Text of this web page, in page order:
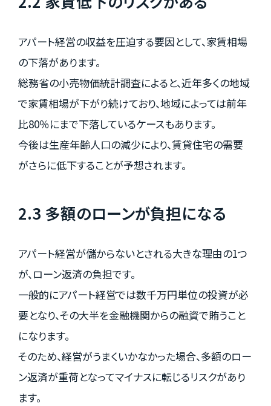
アパート経営の収益を圧迫する要因として、家賃相場
の下落があります。
総務省の小売物価統計調査によると、近年多くの地域
で家賃相場が下がり続けており、地域によっては前年
比80％にまで下落しているケースもあります。
今後は生産年齢人口の減少により、賃貸住宅の需要
がさらに低下することが予想されます。
2.3 多額のローンが負担になる
アパート経営が儲からないとされる大きな理由の1つ
が、ローン返済の負担です。
一般的にアパート経営では数千万円単位の投資が必
要となり、その大半を金融機関からの融資で賄うこと
になります。
そのため、経営がうまくいかなかった場合、多額のロー
ン返済が重荷となってマイナスに転じるリスクがあり
ます。